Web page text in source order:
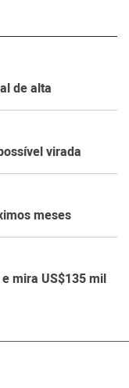
de alta
virada
meses
mira US$135 mil